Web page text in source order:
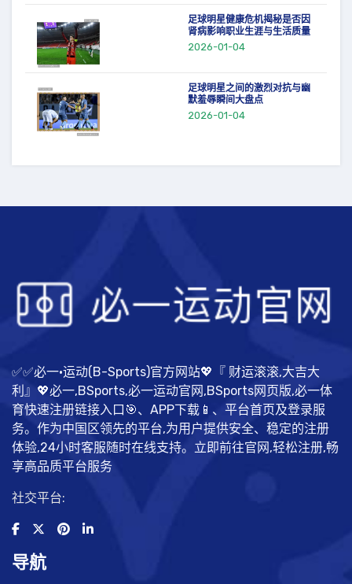
足球明星健康危机揭秘是否因
肾病影响职业生涯与生活质量
2026-01-04
足球明星之间的激烈对抗与幽
默羞辱瞬间大盘点
2026-01-04
✅✅必一·运动(B-Sports)官方网站💖『 财运滚滚,大吉大
利』💖必一,BSports,必一运动官网,BSports网页版,必一体
育快速注册链接入口🎯、APP下载📱、平台首页及登录服
务。作为中国区领先的平台,为用户提供安全、稳定的注册
体验,24小时客服随时在线支持。立即前往官网,轻松注册,畅
享高品质平台服务
社交平台:
导航